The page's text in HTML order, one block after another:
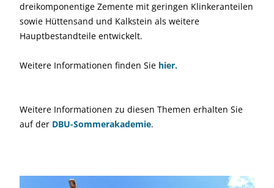
dreikomponentige Zemente mit geringen Klinkeranteilen
sowie Hüttensand und Kalkstein als weitere
Hauptbestandteile entwickelt.
Weitere Informationen finden Sie hier.
Weitere Informationen zu diesen Themen erhalten Sie
auf der DBU-Sommerakademie.